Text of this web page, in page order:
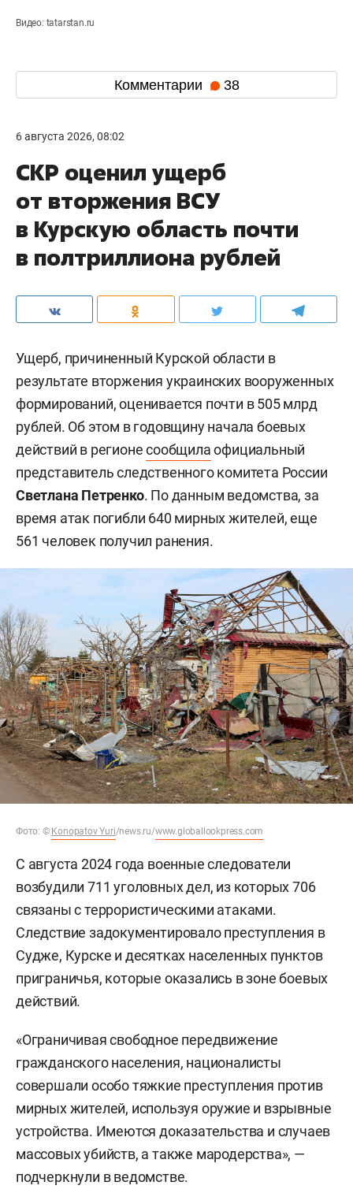
Видео: tatarstan.ru
Комментарии 38
6 августа 2026, 08:02
СКР оценил ущерб
от вторжения ВСУ
в Курскую область почти
в полтриллиона рублей
Ущерб, причиненный Курской области в
результате вторжения украинских вооруженных
формирований, оценивается почти в 505 млрд
рублей. Об этом в годовщину начала боевых
действий в регионесообщилаофициальный
представитель следственного комитета России
Светлана Петренко. По данным ведомства, за
время атак погибли 640 мирных жителей, еще
561 человек получил ранения.
Фото: © Konopatov Yuri/news.ru/www.globallookpress.com
С августа 2024 года военные следователи
возбудили 711 уголовных дел, из которых 706
связаны с террористическими атаками.
Следствие задокументировало преступления в
Судже, Курске и десятках населенных пунктов
приграничья, которые оказались в зоне боевых
действий.
«Ограничивая свободное передвижение
гражданского населения, националисты
совершали особо тяжкие преступления против
мирных жителей, используя оружие и взрывные
устройства. Имеются доказательства и случаев
массовых убийств, а также мародерства», —
подчеркнули в ведомстве.